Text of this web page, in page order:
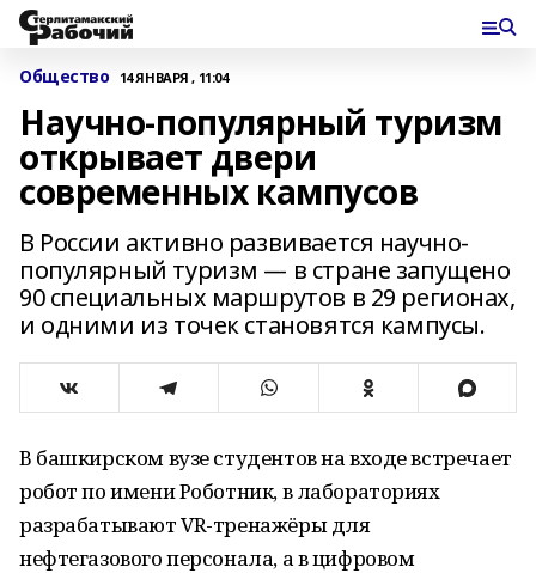
Общество 14 ЯНВАРЯ , 11:04
Научно-популярный туризм
открывает двери
современных кампусов
В России активно развивается научно-
популярный туризм — в стране запущено
90 специальных маршрутов в 29 регионах,
и одними из точек становятся кампусы.
В башкирском вузе студентов на входе встречает
робот по имени Роботник, в лабораториях
разрабатывают VR-тренажёры для
нефтегазового персонала, а в цифровом